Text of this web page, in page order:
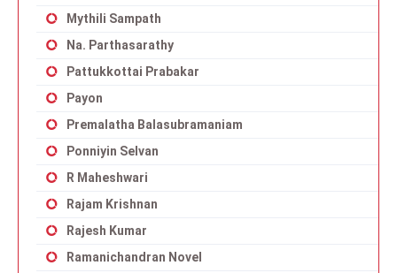
Mythili Sampath
Na. Parthasarathy
Pattukkottai Prabakar
Payon
Premalatha Balasubramaniam
Ponniyin Selvan
R Maheshwari
Rajam Krishnan
Rajesh Kumar
Ramanichandran Novel